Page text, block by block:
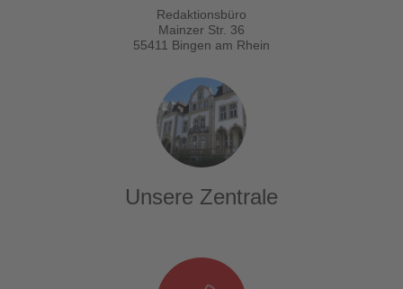
Redaktionsbüro
Mainzer Str. 36
55411 Bingen am Rhein
Unsere Zentrale